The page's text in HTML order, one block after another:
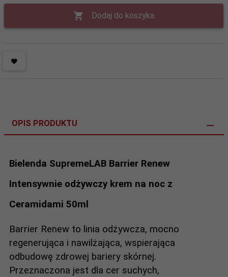
Dodaj do koszyka
OPIS PRODUKTU
Bielenda SupremeLAB Barrier Renew
Intensywnie odżywczy krem na noc z
Ceramidami 50ml
Barrier Renew to linia odżywcza, mocno
regenerująca i nawilżająca, wspierająca
odbudowę zdrowej bariery skórnej.
Przeznaczona jest dla cer suchych,